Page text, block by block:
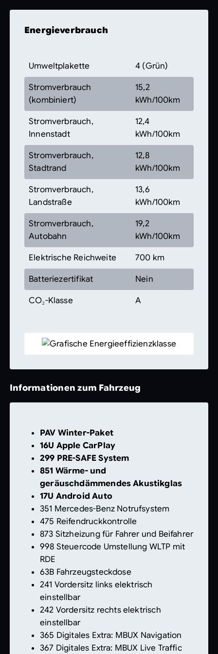
Energieverbrauch
Umweltplakette 4 (Grün)
Stromverbrauch
(kombiniert)
15,2
kWh/100km
Stromverbrauch,
Innenstadt
12,4
kWh/100km
Stromverbrauch,
Stadtrand
12,8
kWh/100km
Stromverbrauch,
Landstraße
13,6
kWh/100km
Stromverbrauch,
Autobahn
19,2
kWh/100km
Elektrische Reichweite 700 km
Batteriezertifikat Nein
CO₂-Klasse A
Informationen zum Fahrzeug
PAV Winter-Paket
16U Apple CarPlay
299 PRE-SAFE System
851 Wärme- und
geräuschdämmendes Akustikglas
17U Android Auto
351 Mercedes-Benz Notrufsystem
475 Reifendruckkontrolle
873 Sitzheizung für Fahrer und Beifahrer
998 Steuercode Umstellung WLTP mit
RDE
63B Fahrzeugsteckdose
241 Vordersitz links elektrisch
einstellbar
242 Vordersitz rechts elektrisch
einstellbar
365 Digitales Extra: MBUX Navigation
367 Digitales Extra: MBUX Live Traffic